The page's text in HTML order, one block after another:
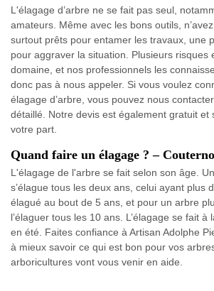
L'élagage d’arbre ne se fait pas seul,
amateurs. Même avec les bons outils,
surtout prêts pour entamer les travaux, une
pour aggraver la situation. Plusieurs risques
domaine, et nos professionnels les
donc pas à nous appeler. Si vous voulez
élagage d’arbre, vous pouvez nous
détaillé. Notre devis est également gratuit et
votre part.
Quand faire un élagage ? –
L'élagage de l'arbre se fait selon son âge.
s’élague tous les deux ans, celui ayant plus
élagué au bout de 5 ans, et pour un arbre
l’élaguer tous les 10 ans. L’élagage se fait
en été. Faites confiance à Artisan Adolphe
à mieux savoir ce qui est bon pour vos
arboricultures vont vous venir en aide.